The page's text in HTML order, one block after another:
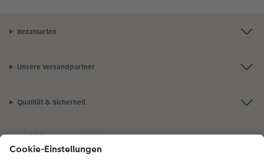
Bezahlarten
Unsere Versandpartner
Qualität & Sicherheit
Zertifizierungen & Initiativen